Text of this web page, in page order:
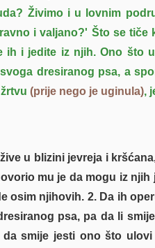
Živimo i u lovnim
i valjano?' Što se tiče
i jedite iz njih. Ono što
dresiranog psa, a
(prije nego je uginula),
u blizini jevreja i
mu je da mogu iz
osim njihovih. 2. Da ih
psa, pa da li
da smije jesti ono što